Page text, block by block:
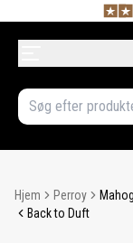
Hjem Perroy
Back to Duft